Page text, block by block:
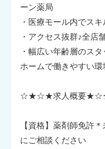
ーン薬局
・医療モール内でス
・アクセス抜群♪全店
・幅広い年齢層のス
ホームで働きやすい環
☆★☆★求人概要
【資格】薬剤師免許
にご相談ください